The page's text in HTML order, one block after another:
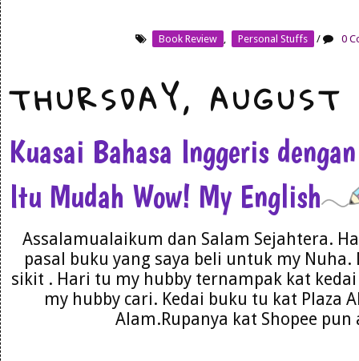
Book Review Personal Stuffs / 0
THURSDAY,
Kuasai Bahasa Inggeris
Itu Mudah Wow! My English
Assalamualaikum dan Salam Sejahtera.
pasal buku yang saya beli untuk my
sikit . Hari tu my hubby ternampak kat
my hubby cari. Kedai buku tu kat Plaza
Alam.Rupanya kat Shopee pun